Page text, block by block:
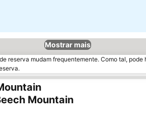
Mostrar mais
reserva mudam frequentemente. Como tal,
Mountain